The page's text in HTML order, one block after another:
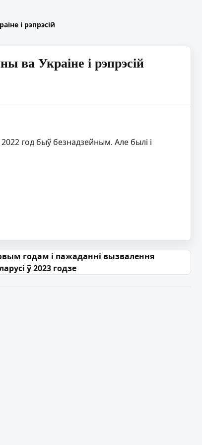
і рэпрэсій
ва Украіне і рэпрэсій
год быў безнадзейным. Але былі і
годам і пажаданні вызвалення
ў 2023 годзе